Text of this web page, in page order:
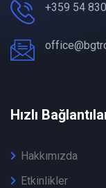
+359 54
Hızlı
Hakkımızda
Etkinlikler